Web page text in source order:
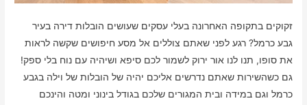
זקוקים בתקופה האחרונה בעלי עסקים שעושים הובלות דירה בעיר
גבע כרמל? רגע לפני שאתם צוללים אל מסע חיפושים שקשה לראות
את סופו, תנו לנו אור ירוק לשמור לכם סיפא ושיהיה עם נוח בלי ספק!
גם כשהשירות שאתם נדרשים אליכם יהיה של הובלות של וילה בגבע
כרמל וגם במידה ובית המגורים שלכם בגודל בינוני ומטה והינכם